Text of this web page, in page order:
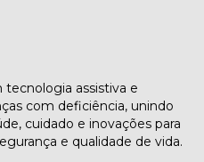
assistiva e
com deficiência, unindo
cuidado e inovações para
e qualidade de vida.